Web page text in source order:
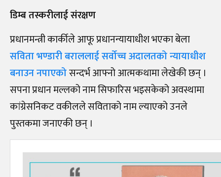
डिम्ब तस्करीलाई संरक्षण
प्रधानमन्त्री कार्कीले आफू प्रधानन्यायाधीश भएका बेला
सविता भण्डारी बराललाई सर्वोच्च अदालतको न्यायाधीश
बनाउन नपाएकोसन्दर्भ आफ्नो आत्मकथामा लेखेकी छन् ।
सपना प्रधान मल्लको नाम सिफारिस भइसकेको अवस्थामा
कांग्रेसनिकट वकीलले सविताको नाम ल्याएको उनले
पुस्तकमा जनाएकी छन् ।